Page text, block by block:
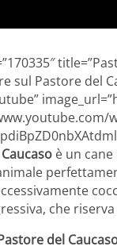
sul Pastore del
è un
che
del